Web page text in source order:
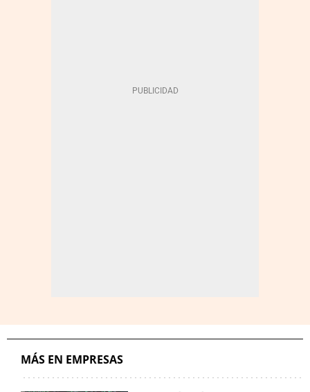
MÁS EN EMPRESAS